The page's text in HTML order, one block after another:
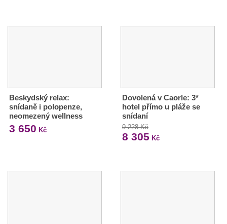
Beskydský relax:
snídaně i polopenze,
neomezený wellness
3 650 Kč
Dovolená v Caorle: 3*
hotel přímo u pláže se
snídaní
9 228 Kč
8 305 Kč